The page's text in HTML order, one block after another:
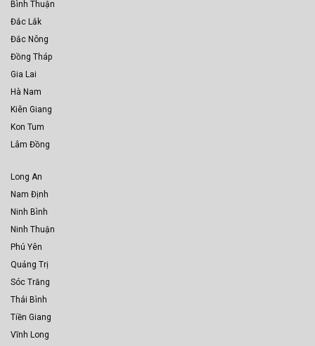
Bình Thuận
Đắc Lắk
Đắc Nông
Đồng Tháp
Gia Lai
Hà Nam
Kiên Giang
Kon Tum
Lâm Đồng
Long An
Nam Định
Ninh Bình
Ninh Thuận
Phú Yên
Quảng Trị
Sóc Trăng
Thái Bình
Tiền Giang
Vĩnh Long